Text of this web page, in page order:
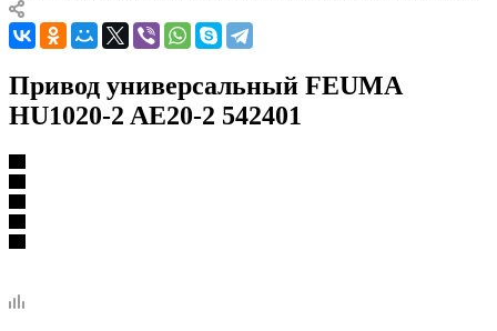
Привод универсальный FEUMA
HU1020-2 AE20-2 542401